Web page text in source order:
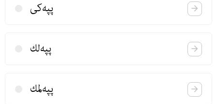
پپه‌كی
پپه‌لك
پپه‌لمك